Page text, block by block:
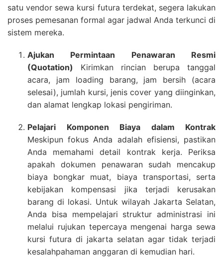
satu vendor sewa kursi futura terdekat, segera lakukan
proses pemesanan formal agar jadwal Anda terkunci di
sistem mereka.
Ajukan Permintaan Penawaran Resmi
(Quotation) Kirimkan rincian berupa tanggal
acara, jam loading barang, jam bersih (acara
selesai), jumlah kursi, jenis cover yang diinginkan,
dan alamat lengkap lokasi pengiriman.
Pelajari Komponen Biaya dalam Kontrak
Meskipun fokus Anda adalah efisiensi, pastikan
Anda memahami detail kontrak kerja. Periksa
apakah dokumen penawaran sudah mencakup
biaya bongkar muat, biaya transportasi, serta
kebijakan kompensasi jika terjadi kerusakan
barang di lokasi. Untuk wilayah Jakarta Selatan,
Anda bisa mempelajari struktur administrasi ini
melalui rujukan tepercaya mengenai harga sewa
kursi futura di jakarta selatan agar tidak terjadi
kesalahpahaman anggaran di kemudian hari.